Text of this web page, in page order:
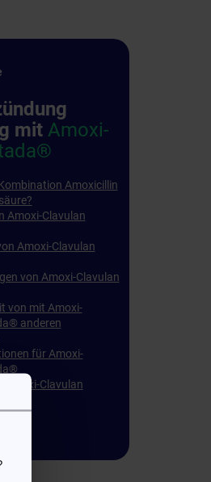
mit Amoxi-
Amoxicillin
Amoxi-Clavulan
Amoxi-Clavulan
von Amoxi-Clavulan
von mit Amoxi-
anderen
für Amoxi-
Amoxi-Clavulan